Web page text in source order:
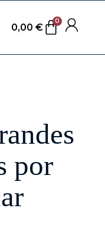
0,00 €
0
por